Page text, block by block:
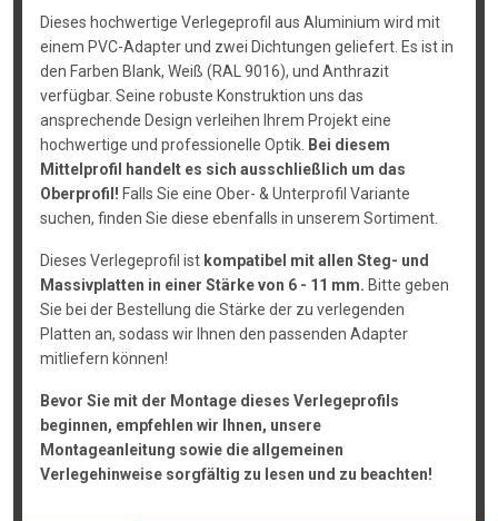
Dieses hochwertige Verlegeprofil aus Aluminium wird mit
einem PVC-Adapter und zwei Dichtungen geliefert. Es ist in
den Farben Blank, Weiß (RAL 9016), und Anthrazit
verfügbar. Seine robuste Konstruktion uns das
ansprechende Design verleihen Ihrem Projekt eine
hochwertige und professionelle Optik. Bei diesem
Mittelprofil handelt es sich ausschließlich um das
Oberprofil! Falls Sie eine Ober- & Unterprofil Variante
suchen, finden Sie diese ebenfalls in unserem Sortiment.
Dieses Verlegeprofil ist kompatibel mit allen Steg- und
Massivplatten in einer Stärke von 6 - 11 mm. Bitte geben
Sie bei der Bestellung die Stärke der zu verlegenden
Platten an, sodass wir Ihnen den passenden Adapter
mitliefern können!
Bevor Sie mit der Montage dieses Verlegeprofils
beginnen, empfehlen wir Ihnen, unsere
Montageanleitung sowie die allgemeinen
Verlegehinweise sorgfältig zu lesen und zu beachten!